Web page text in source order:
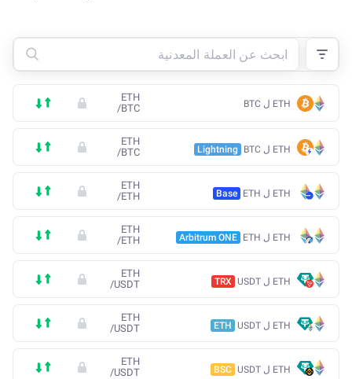
ETH ل BTC
ETH
/BTC
ETH ل BTC Lightning
ETH
/BTC
ETH ل ETH Base
ETH
/ETH
ETH ل ETH Arbitrum ONE
ETH
/ETH
ETH ل USDT TRX
ETH
/USDT
ETH ل USDT ETH
ETH
/USDT
ETH ل USDT BSC
ETH
/USDT